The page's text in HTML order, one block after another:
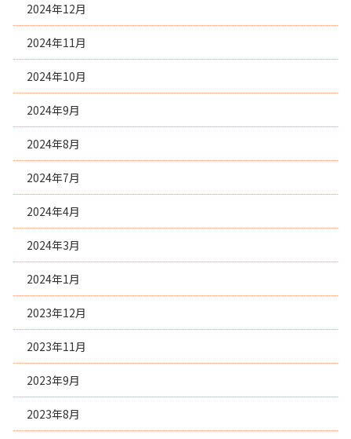
2024年12月
2024年11月
2024年10月
2024年9月
2024年8月
2024年7月
2024年4月
2024年3月
2024年1月
2023年12月
2023年11月
2023年9月
2023年8月